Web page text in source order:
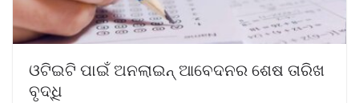
ଓଟିଇଟି ପାଇଁ ଅନଲାଇନ୍ ଆବେଦନର ଶେଷ ତାରିଖ
ବୃଦ୍ଧି